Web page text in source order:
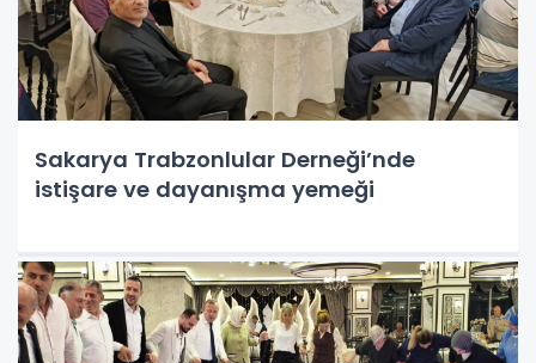
Sakarya Trabzonlular Derneği’nde
istişare ve dayanışma yemeği